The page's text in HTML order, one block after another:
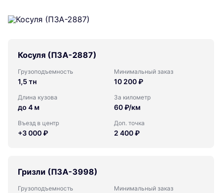
Косуля (ПЗА-2887)
Грузоподъемность
1,5 тн
Минимальный заказ
10 200 ₽
Длина кузова
до 4 м
За километр
60 ₽/км
Въезд в центр
+3 000 ₽
Доп. точка
2 400 ₽
Гризли (ПЗА-3998)
Грузоподъемность Минимальный заказ